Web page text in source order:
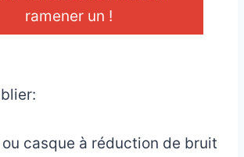
ramener un !
casque à réduction de bruit